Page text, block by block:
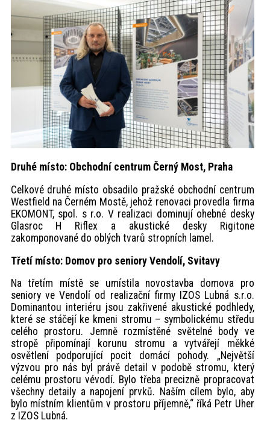
Druhé místo: Obchodní centrum Černý Most, Praha
Celkové druhé místo obsadilo pražské obchodní centrum
Westfield na Černém Mostě, jehož renovaci provedla firma
EKOMONT, spol. s r.o. V realizaci dominují ohebné desky
Glasroc H Riflex a akustické desky Rigitone
zakomponované do oblých tvarů stropních lamel.
Třetí místo: Domov pro seniory Vendolí, Svitavy
Na třetím místě se umístila novostavba domova pro
seniory ve Vendolí od realizační firmy IZOS Lubná s.r.o.
Dominantou interiéru jsou zakřivené akustické podhledy,
které se stáčejí ke kmeni stromu – symbolickému středu
celého prostoru. Jemně rozmístěné světelné body ve
stropě připomínají korunu stromu a vytvářejí měkké
osvětlení podporující pocit domácí pohody. „Největší
výzvou pro nás byl právě detail v podobě stromu, který
celému prostoru vévodí. Bylo třeba precizně propracovat
všechny detaily a napojení prvků. Naším cílem bylo, aby
bylo místním klientům v prostoru příjemně,“ říká Petr Uher
z IZOS Lubná.